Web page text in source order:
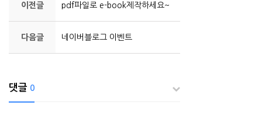
이전글 pdf파일로 e-book제작하세요~
다음글 네이버블로그 이벤트
댓글 0